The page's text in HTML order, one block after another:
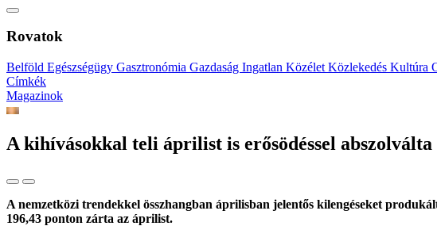
Rovatok
Belföld Egészségügy Gasztronómia Gazdaság Ingatlan Közélet Közlekedés Kultúra
Címkék
Magazinok
A kihívásokkal teli áprilist is erősödéssel
A nemzetközi trendekkel összhangban áprilisban jelentős kilengéseket
196,43 ponton zárta az áprilist.